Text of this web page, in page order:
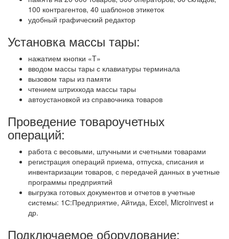
100 контрагентов, 40 шаблонов этикеток
удобный графический редактор
Установка массы тары:
нажатием кнопки «T»
вводом массы тары с клавиатуры терминала
вызовом тары из памяти
чтением штрихкода массы тары
автоустановкой из справочника товаров
Проведение товароучетных
операций:
работа с весовыми, штучными и счетными товарами
регистрация операций приема, отпуска, списания и
инвентаризации товаров, с передачей данных в учетные
программы предприятий
выгрузка готовых документов и отчетов в учетные
системы: 1С:Предприятие, Айтида, Excel, Microinvest и
др.
Подключаемое оборудование: